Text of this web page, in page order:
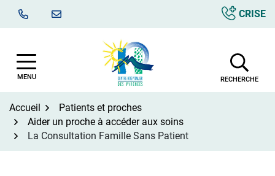
CRISE
MENU RECHERCHE
Accueil
Patients et proches
Aider un proche à accéder aux soins
La Consultation Famille Sans Patient